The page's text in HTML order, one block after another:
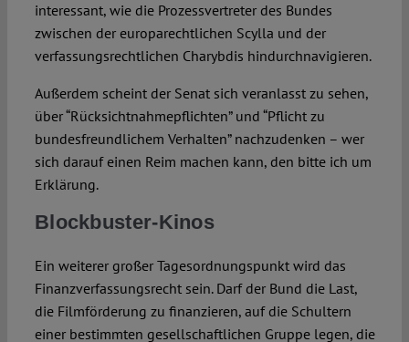
interessant, wie die Prozessvertreter des Bundes
zwischen der europarechtlichen Scylla und der
verfassungsrechtlichen Charybdis hindurchnavigieren.
Außerdem scheint der Senat sich veranlasst zu sehen,
über “Rücksichtnahmepflichten” und “Pflicht zu
bundesfreundlichem Verhalten” nachzudenken – wer
sich darauf einen Reim machen kann, den bitte ich um
Erklärung.
Blockbuster-Kinos
Ein weiterer großer Tagesordnungspunkt wird das
Finanzverfassungsrecht sein. Darf der Bund die Last,
die Filmförderung zu finanzieren, auf die Schultern
einer bestimmten gesellschaftlichen Gruppe legen, die